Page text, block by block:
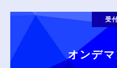
受
オンデ